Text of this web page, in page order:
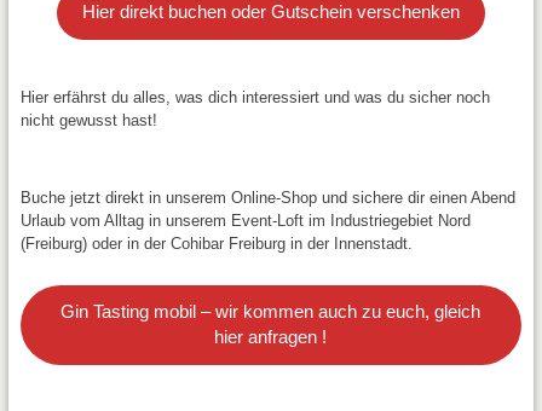
Hier direkt buchen oder Gutschein verschenken
Hier erfährst du alles, was dich interessiert und was du sicher noch
nicht gewusst hast!
Buche jetzt direkt in unserem Online-Shop und sichere dir einen Abend
Urlaub vom Alltag in unserem Event-Loft im Industriegebiet Nord
(Freiburg) oder in der Cohibar Freiburg in der Innenstadt.
Gin Tasting mobil – wir kommen auch zu euch, gleich
hier anfragen !